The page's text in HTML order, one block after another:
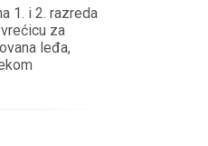
1. i 2. razreda
za
leđa,